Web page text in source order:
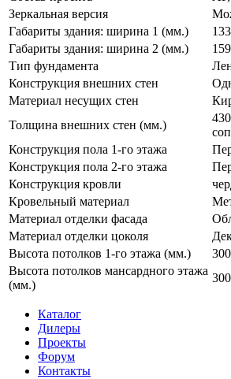
Зеркальная версия
Габариты здания: ширина 1 (мм.)
Габариты здания: ширина 2 (мм.)
Тип фундамента
Конструкция внешних стен
Материал несущих стен
Толщина внешних стен (мм.)
Конструкция пола 1-го этажа
Конструкция пола 2-го этажа
Конструкция кровли
Кровельный материал
Материал отделки фасада
Материал отделки цоколя
Высота потолков 1-го этажа (мм.)
Высота потолков мансардного этажа
(мм.)
Каталог
Дилеры
Проекты
Форум
Контакты